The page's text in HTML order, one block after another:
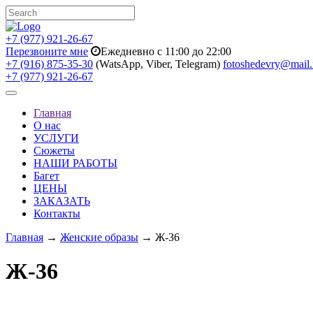
+7 (977) 921-26-67
Перезвоните мне
Ежедневно с 11:00 до 22:00
+7 (916) 875-35-30 (WatsApp, Viber, Telegram)
+7 (977) 921-26-67
Toggle
navigationГлавная
О нас
УСЛУГИ
Сюжеты
НАШИ РАБОТЫ
Багет
ЦЕНЫ
ЗАКАЗАТЬ
Контакты
Главная → Женские образы → Ж-36
Ж-36